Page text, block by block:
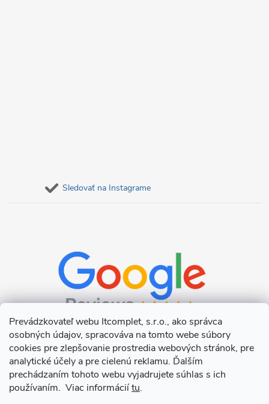
Prevádzkovateľ webu Itcomplet, s.r.o., ako správca
osobných údajov, spracováva na tomto webe súbory
cookies pre zlepšovanie prostredia webových stránok, pre
analytické účely a pre cielenú reklamu. Ďalším
prechádzaním tohoto webu vyjadrujete súhlas s ich
používaním. Viac informáciítu.
Sledovať na Instagrame